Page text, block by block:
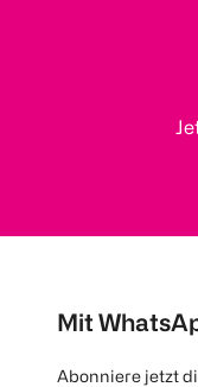
Mit
Abonniere jetzt